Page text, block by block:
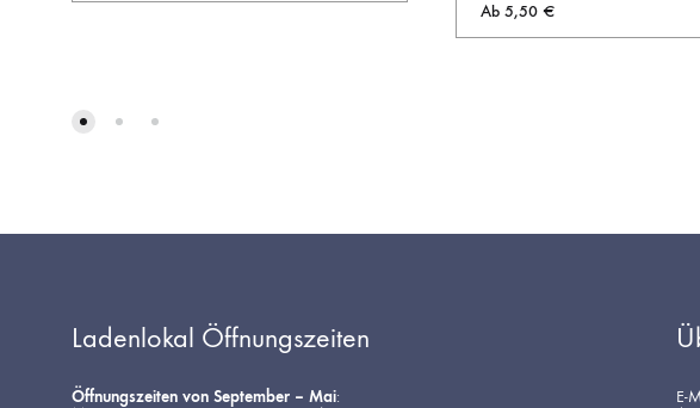
Ab 5,50 €
Ladenlokal Öffnungszeiten
Öffnungszeiten von September – Mai:
E-